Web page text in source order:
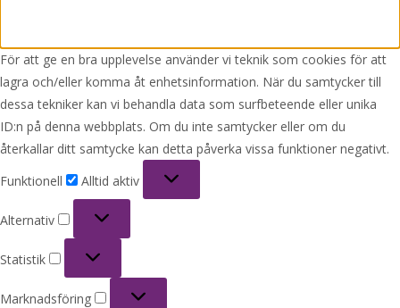
För att ge en bra upplevelse använder vi teknik som cookies för att
lagra och/eller komma åt enhetsinformation. När du samtycker till
dessa tekniker kan vi behandla data som surfbeteende eller unika
ID:n på denna webbplats. Om du inte samtycker eller om du
återkallar ditt samtycke kan detta påverka vissa funktioner negativt.
Funktionell
Alltid aktiv
Alternativ
Statistik
Marknadsföring